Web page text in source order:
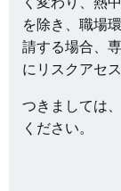
を除き、職場
請する場合、
にリスクアセ
つきましては
ください。